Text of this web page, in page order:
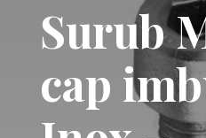
Surub
cap